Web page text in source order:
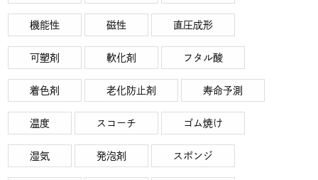
機能性 磁性 直圧成形
可塑剤 軟化剤 フタル酸
着色剤 老化防止剤 寿命予測
温度 スコーチ ゴム焼け
湿気 発泡剤 スポンジ